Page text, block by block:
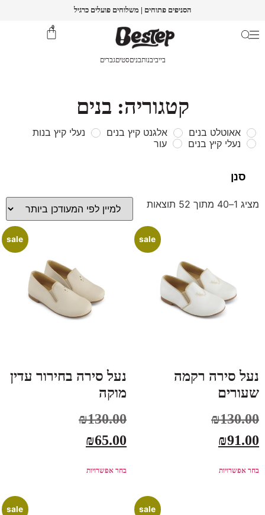
הסניפים פתוחים | משלוחים פועלים כרגיל
0
בייביבנותבניםסטיםגברים
קטגוריה: בנים
אאוטלט בנים אלגנט קיץ בנים
נעלי קיץ בנות
נעלי קיץ בנים
עור
מציג 1–40 מתוך 52 תוצאות
sale
נעל סירה רקמה
שעורים
₪130.00
₪91.00
בחר אפשרויות
sale
נעל סירה בחירור עדין
מוקה
₪130.00
₪65.00
בחר אפשרויות
sale
sale